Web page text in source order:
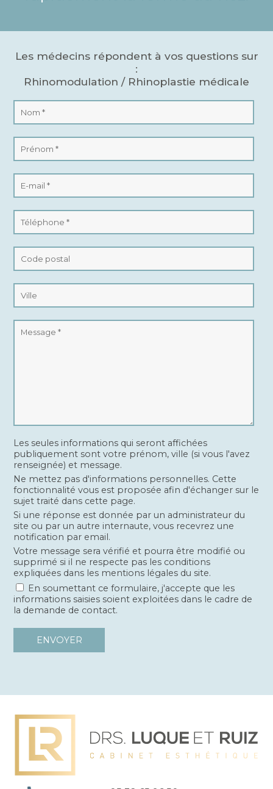
Les médecins répondent à vos questions sur
:
Rhinomodulation / Rhinoplastie médicale
Les seules informations qui seront affichées
publiquement sont votre prénom, ville (si vous l'avez
renseignée) et message.
Ne mettez pas d'informations personnelles. Cette
fonctionnalité vous est proposée afin d'échanger sur le
sujet traité dans cette page.
Si une réponse est donnée par un administrateur du
site ou par un autre internaute, vous recevrez une
notification par email.
Votre message sera vérifié et pourra être modifié ou
supprimé si il ne respecte pas les conditions
expliquées dans les mentions légales du site.
En soumettant ce formulaire, j'accepte que les
informations saisies soient exploitées dans le cadre de
la demande de contact.